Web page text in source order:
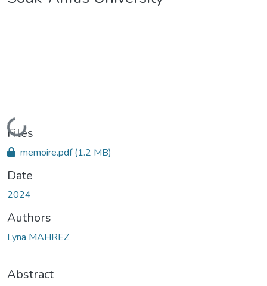
Loading...
Files
memoire.pdf(1.2 MB)
Date
2024
Authors
Lyna MAHREZ
Abstract